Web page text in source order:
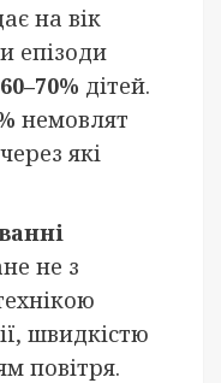
на вік
епізоди
60–70% дітей.
немовлят
які
не з
швидкістю
повітря.